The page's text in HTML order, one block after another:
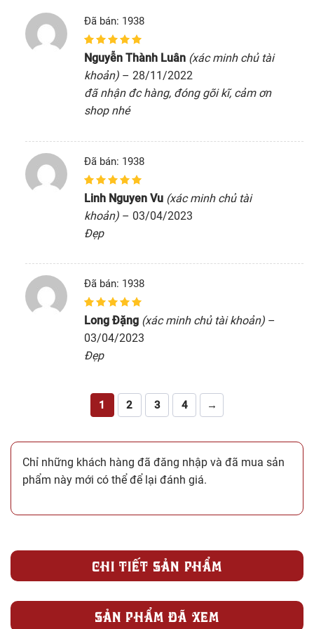
Đã bán: 1938
5trên 5 dựa
trên
1
đánh giá
Nguyễn Thành Luân (xác minh chủ tài
khoản) – 28/11/2022
đã nhận đc hàng, đóng gõi kĩ, cảm ơn
shop nhé
Đã bán: 1938
5 trên 5 dựa
trên
1
đánh giá
Linh Nguyen Vu (xác minh chủ tài
khoản) – 03/04/2023
Đẹp
Đã bán: 1938
5 trên 5 dựa
trên
1
đánh giá
Long Đặng (xác minh chủ tài khoản) –
03/04/2023
Đẹp
1 2 3 4 →
Chỉ những khách hàng đã đăng nhập và đã mua sản
phẩm này mới có thể để lại đánh giá.
CHI TIẾT SẢN PHẨM
SẢN PHẨM ĐÃ XEM